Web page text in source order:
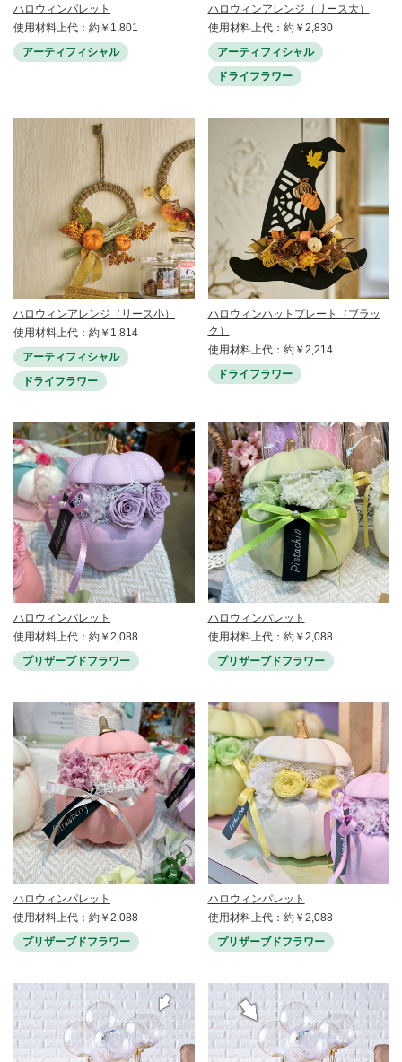
ハロウィンパレット
使用材料上代：約￥1,801
アーティフィシャル
ハロウィンアレンジ（リース大）
使用材料上代：約￥2,830
アーティフィシャル
ドライフラワー
ハロウィンアレンジ（リース小）
使用材料上代：約￥1,814
アーティフィシャル
ドライフラワー
ハロウィンハットプレート（ブラッ
ク）
使用材料上代：約￥2,214
ドライフラワー
ハロウィンパレット
使用材料上代：約￥2,088
プリザーブドフラワー
ハロウィンパレット
使用材料上代：約￥2,088
プリザーブドフラワー
ハロウィンパレット
使用材料上代：約￥2,088
プリザーブドフラワー
ハロウィンパレット
使用材料上代：約￥2,088
プリザーブドフラワー